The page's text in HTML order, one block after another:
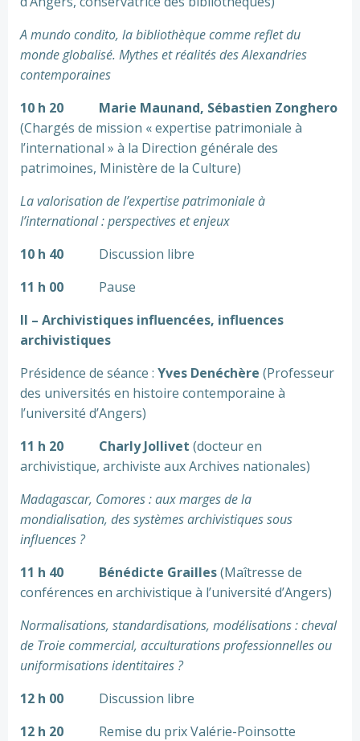
A mundo condito, la bibliothèque comme reflet du
monde globalisé. Mythes et réalités des Alexandries
contemporaines
10 h 20
Marie Maunand, Sébastien Zonghero
(Chargés de mission « expertise patrimoniale à
l’international » à la Direction générale des
patrimoines, Ministère de la Culture)
La valorisation de l’expertise patrimoniale à
l’international : perspectives et enjeux
10 h 40 Discussion libre
11 h 00 Pause
II – Archivistiques influencées, influences
archivistiques
Présidence de séance : Yves Denéchère (Professeur
des universités en histoire contemporaine à
l’université d’Angers)
11 h 20
Charly Jollivet (docteur en
archivistique, archiviste aux Archives nationales)
Madagascar, Comores : aux marges de la
mondialisation, des systèmes archivistiques sous
influences ?
11 h 40
Bénédicte Grailles(Maîtresse de
conférences en archivistique à l’université d’Angers)
Normalisations, standardisations, modélisations : cheval
de Troie commercial, acculturations professionnelles ou
uniformisations identitaires ?
12 h 00 Discussion libre
12 h 20 Remise du prix Valérie-Poinsotte